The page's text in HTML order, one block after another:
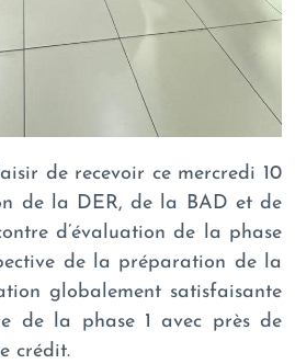
de recevoir ce mercredi 10
de la DER, de la BAD et de
d’évaluation de la phase
de la préparation de la
globalement satisfaisante
de la phase 1 avec près de
crédit.